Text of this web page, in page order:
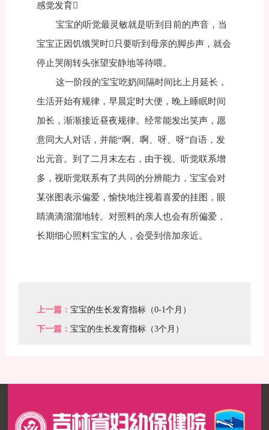
感觉发育
宝宝的听觉最灵敏就是听到目前的声音，当
宝宝正因饥饿哭时只要听到母亲的脚步声，就会
停止哭闹转头张望安静地等待喂。
这一阶段的宝宝吃奶间隔时间比上月延长，
生活开始有规律，早晨定时大便，晚上睡眠时间
加长，渐渐接近昼夜规律。经常能发出笑声，愿
意同大人对话，并能“啊、啊、呀、呀”自语，发
出元音。到了二月末左右，由于视、听觉联系增
多，视听觉联系有了共同的分辨能力，宝宝会对
某张图表示偏爱，愉快地注视着喜爱的挂图，眼
睛滴滴溜溜地转。对照料的亲人也会有所偏爱，
长期细心照料宝宝的人，会受到倍加亲近。
上一篇： 宝宝的生长发育指标（0-1个月）
下一篇： 宝宝的生长发育指标（3个月）